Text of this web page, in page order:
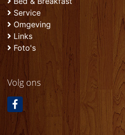
Service
Omgeving
Links
Foto's
Volg ons